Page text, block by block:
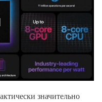
значительно